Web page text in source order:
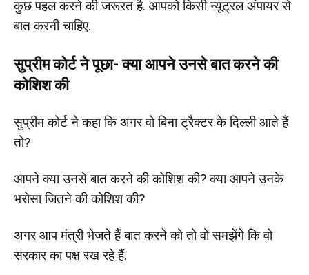
कुछ पहल करने की जरूरत है. आपको किसी न्यूट्रल अंपायर से
बात करनी चाहिए.
सुप्रीम कोर्ट ने पूछा- क्या आपने उनसे बात करने की
कोशिश की
सुप्रीम कोर्ट ने कहा कि अगर वो बिना ट्रैक्टर के दिल्ली आते हैं
तो?
आपने क्या उनसे बात करने की कोशिश की? क्या आपने उनके
भरोसा जितने की कोशिश की?
अगर आप मंत्री भेजते हैं बात करने को तो वो समझेंगे कि वो
सरकार का पक्ष रख रहे हैं.